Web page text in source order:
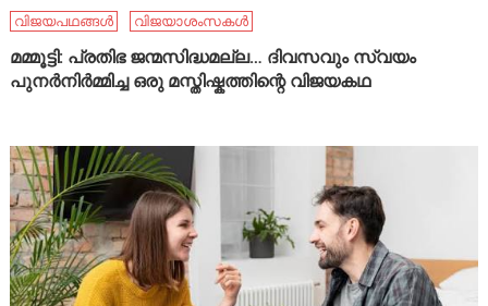
വിജയപഥങ്ങൾ
വിജയാശംസകൾ
മമ്മൂട്ടി: പ്രതിഭ ജന്മസിദ്ധമല്ല… ദിവസവും സ്വയം
പുനർനിർമ്മിച്ച ഒരു മസ്തിഷ്കത്തിന്റെ വിജയകഥ